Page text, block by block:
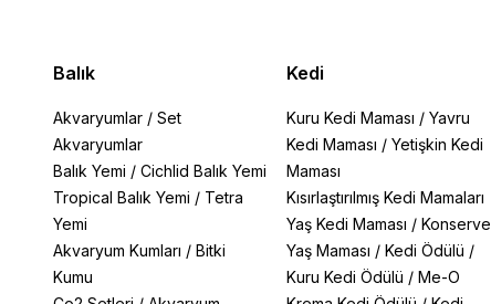
Balık
Akvaryumlar / Set
Akvaryumlar
Balık Yemi / Cichlid Balık Yemi
Tropical Balık Yemi / Tetra
Yemi
Akvaryum Kumları / Bitki
Kumu
Kedi
Kuru Kedi Maması / Yavru
Kedi Maması / Yetişkin Kedi
Maması
Kısırlaştırılmış Kedi Mamaları
Yaş Kedi Maması / Konserve
Yaş Maması / Kedi Ödülü /
Kuru Kedi Ödülü / Me-O